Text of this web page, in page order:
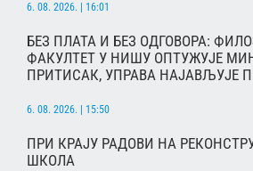
6. 08. 2026. | 16:01
БЕЗ ПЛАТА И БЕЗ ОДГОВОРА:
ФАКУЛТЕТ У НИШУ ОПТУЖУЈЕ
ПРИТИСАК, УПРАВА НАЈАВЉУЈЕ
6. 08. 2026. | 15:50
ПРИ КРАЈУ РАДОВИ НА
ШКОЛА